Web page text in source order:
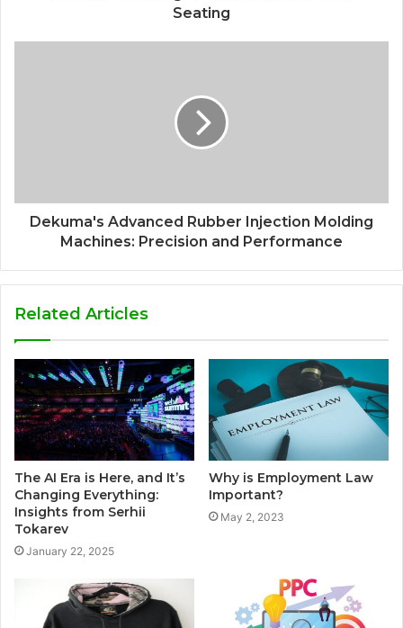
Seating
Dekuma's Advanced Rubber Injection Molding
Machines: Precision and Performance
Related Articles
The AI Era is Here, and It’s
Changing Everything:
Insights from Serhii
Tokarev
January 22, 2025
Why is Employment Law
Important?
May 2, 2023